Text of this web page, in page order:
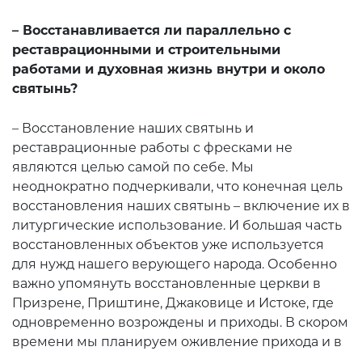
– Восстанавливается ли параллельно с
реставрационными и строительными
работами и духовная жизнь внутри и около
святынь?
– Восстановление наших святынь и
реставрационные работы с фресками не
являются целью самой по себе. Мы
неоднократно подчеркивали, что конечная цель
восстановления наших святынь – включение их в
литургические использование. И большая часть
восстановленных объектов уже используется
для нужд нашего верующего народа. Особенно
важно упомянуть восстановленные церкви в
Призрене, Приштине, Джаковице и Истоке, где
одновременно возрождены и приходы. В скором
времени мы планируем оживление прихода и в